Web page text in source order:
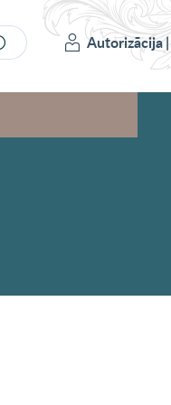
Autorizācija|